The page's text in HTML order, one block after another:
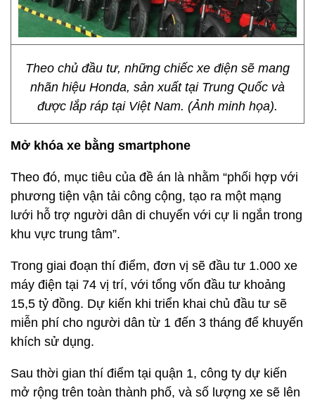
Theo chủ đầu tư, những chiếc xe điện sẽ mang
nhãn hiệu Honda, sản xuất tại Trung Quốc và
được lắp ráp tại Việt Nam. (Ảnh minh họa).
Mở khóa xe bằng smartphone
Theo đó, mục tiêu của đề án là nhằm “phối hợp với
phương tiện vận tải công cộng, tạo ra một mạng
lưới hỗ trợ người dân di chuyển với cự li ngắn trong
khu vực trung tâm”.
Trong giai đoạn thí điểm, đơn vị sẽ đầu tư 1.000 xe
máy điện tại 74 vị trí, với tổng vốn đầu tư khoảng
15,5 tỷ đồng. Dự kiến khi triển khai chủ đầu tư sẽ
miễn phí cho người dân từ 1 đến 3 tháng để khuyến
khích sử dụng.
Sau thời gian thí điểm tại quận 1, công ty dự kiến
mở rộng trên toàn thành phố, và số lượng xe sẽ lên